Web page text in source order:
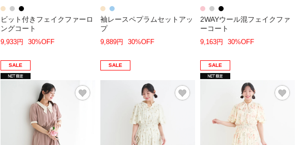
ビット付きフェイクファーロ
ングコート
9,933円 30%OFF
袖レースペプラムセットアッ
プ
9,889円 30%OFF
2WAYウール混フェイクファ
ーコート
9,163円 30%OFF
SALE SALE SALE